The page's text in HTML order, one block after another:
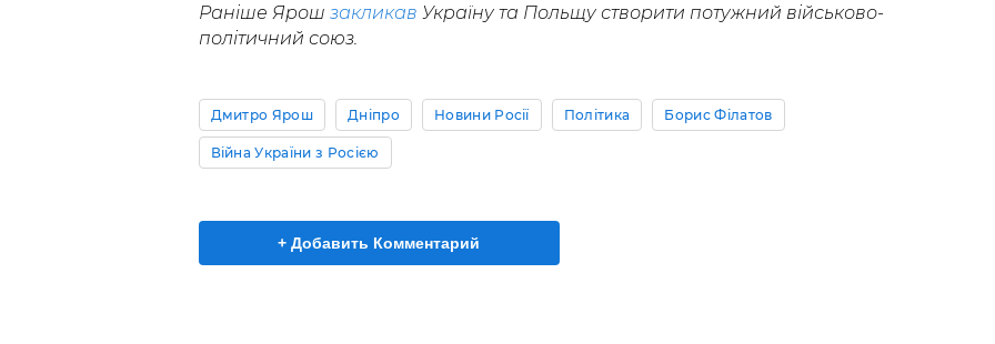
Раніше Ярош закликав Україну та Польщу створити потужний військово-
політичний союз.
Дмитро Ярош Дніпро Новини Росії Політика Борис Філатов
Війна України з Росією
+ Добавить Комментарий